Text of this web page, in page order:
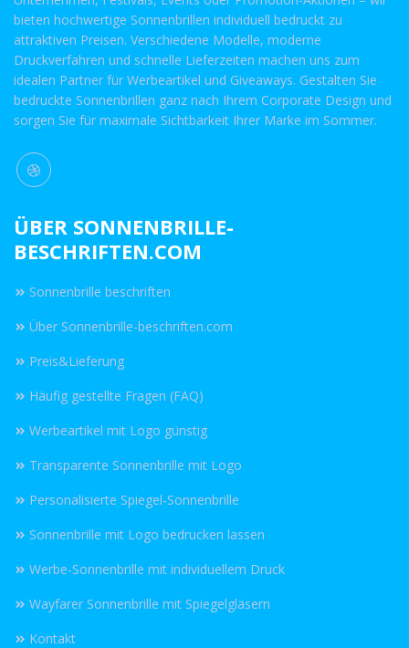
bieten hochwertige Sonnenbrillen individuell bedruckt zu
attraktiven Preisen. Verschiedene Modelle, moderne
Druckverfahren und schnelle Lieferzeiten machen uns zum
idealen Partner für Werbeartikel und Giveaways. Gestalten Sie
bedruckte Sonnenbrillen ganz nach Ihrem Corporate Design und
sorgen Sie für maximale Sichtbarkeit Ihrer Marke im Sommer.
ÜBER SONNENBRILLE-
BESCHRIFTEN.COM
Sonnenbrille beschriften
Über Sonnenbrille-beschriften.com
Preis&Lieferung
Häufig gestellte Fragen (FAQ)
Werbeartikel mit Logo günstig
Transparente Sonnenbrille mit Logo
Personalisierte Spiegel-Sonnenbrille
Sonnenbrille mit Logo bedrucken lassen
Werbe-Sonnenbrille mit individuellem Druck
Wayfarer Sonnenbrille mit Spiegelgläsern
Kontakt